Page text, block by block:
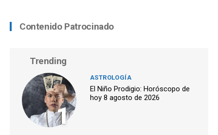
Contenido Patrocinado
Trending
1
ASTROLOGÍA
El Niño Prodigio: Horóscopo de
hoy 8 agosto de 2026